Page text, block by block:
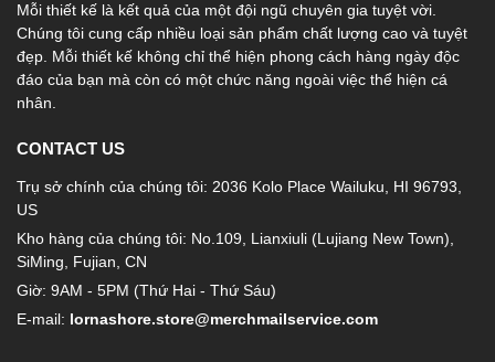
Mỗi thiết kế là kết quả của một đội ngũ chuyên gia tuyệt vời.
Chúng tôi cung cấp nhiều loại sản phẩm chất lượng cao và tuyệt
đẹp. Mỗi thiết kế không chỉ thể hiện phong cách hàng ngày độc
đáo của bạn mà còn có một chức năng ngoài việc thể hiện cá
nhân.
CONTACT US
Trụ sở chính của chúng tôi: 2036 Kolo Place Wailuku, HI 96793,
US
Kho hàng của chúng tôi: No.109, Lianxiuli (Lujiang New Town),
SiMing, Fujian, CN
Giờ: 9AM - 5PM (Thứ Hai - Thứ Sáu)
E-mail: lornashore.store@merchmailservice.com